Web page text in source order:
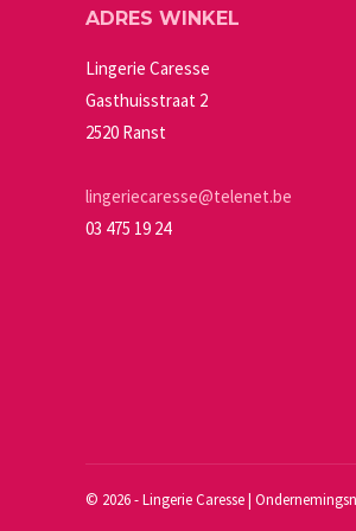
ADRES WINKEL
Lingerie Caresse
Gasthuisstraat 2
2520 Ranst
lingeriecaresse@telenet.be
03 475 19 24
© 2026 - Lingerie Caresse |